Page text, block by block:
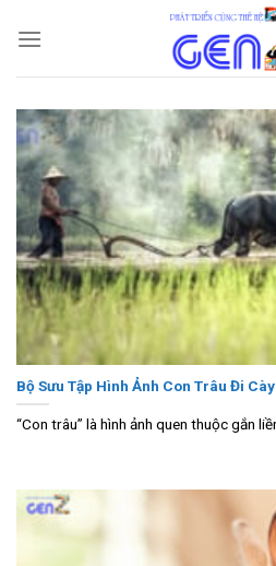
Bộ Sưu Tập Hình Ảnh Con Trâu Đi
“Con trâu” là hình ảnh quen thuộc gắn